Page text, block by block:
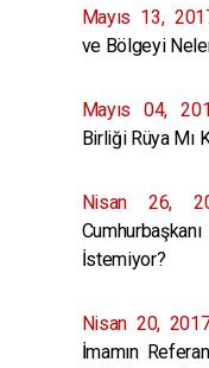
Mayıs 13,
ve Bölgeyi
Mayıs 04,
Birliği Rüya Mı
Nisan 26,
İstemiyor?
Nisan 20,
İmamın